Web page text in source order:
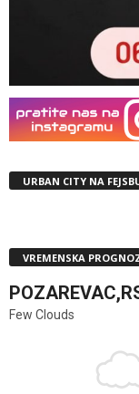
URBAN CITY NA
VREMENSKA
Few Clouds